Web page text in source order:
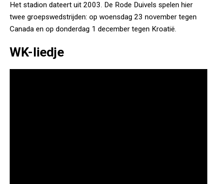
Het stadion dateert uit 2003. De Rode Duivels spelen hier
twee groepswedstrijden: op woensdag 23 november tegen
Canada en op donderdag 1 december tegen Kroatië.
WK-liedje